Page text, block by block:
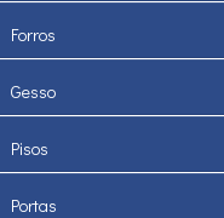
Forros
Gesso
Pisos
Portas